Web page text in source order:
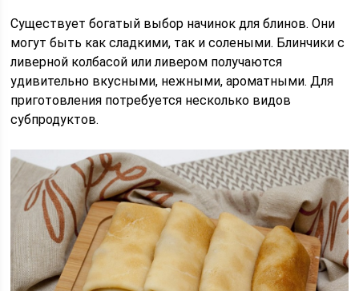
Существует богатый выбор начинок для блинов. Они
могут быть как сладкими, так и солеными. Блинчики с
ливерной колбасой или ливером получаются
удивительно вкусными, нежными, ароматными. Для
приготовления потребуется несколько видов
субпродуктов.